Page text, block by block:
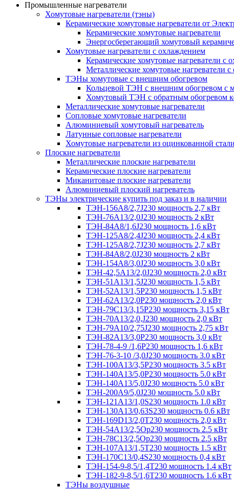
Промышленные нагреватели
Хомутовые нагреватели (тэны)
Керамические хомутовые нагреватели от
Керамические хомутовые нагреватели
Энергосберегающий хомутовый
Хомутовые нагреватели с охлаждением
Керамические хомутовые нагреватели с
Металлические хомутовые нагреватели
ТЭНы хомутовые с внешним обогревом
Кольцевой ТЭН с внешним обогревом с
Хомутовый ТЭН с обратным обогревом
Металлические хомутовые нагреватели
Сопловые хомутовые нагреватели
Алюминиевый хомутовый нагреватель
Латунные сопловые нагреватели
Хомутовые нагреватели из оцинкованной стали
Плоские нагреватели
Металлические плоские нагреватели
Керамические плоские нагреватели
Миканитовые плоские нагреватели
Алюминиевый плоский нагреватель
ТЭНы электрические купить под заказ и в наличии
ТЭН-156А8/2,7J230 мощность 2,7 кВт
ТЭН-76А13/2,0J230 мощность 2 кВт
ТЭН-84А8/1,6J230 мощность 1,6 кВт
ТЭН-125А8/2,4J230 мощность 2,4 кВт
ТЭН-125А8/2,7J230 мощность 2,7 кВт
ТЭН-84А8/2,0J230 мощность 2 кВт
ТЭН-154А8/3,0J230 мощность 3,0 кВт
ТЭН-42,5А13/2,0J230 мощность 2,0 кВт
ТЭН-51А13/1,5J230 мощность 1,5 кВт
ТЭН-52А13/1,5Р230 мощность 1,5 кВт
ТЭН-62А13/2,0Р230 мощность 2,0 кВт
ТЭН-79С13/3,15Р230 мощность 3,15 кВт
ТЭН-70А13/2,0,J230 мощность 2,0 кВт
ТЭН-79А10/2,75J230 мощность 2,75 кВт
ТЭН-82А13/3,0Р230 мощность 3,0 кВт
ТЭН-78-4-9 /1,6P230 мощность 1,6 кВт
ТЭН-76-3-10 /3,0J230 мощность 3.0 кВт
ТЭН-100А13/3,5Р230 мощность 3.5 кВт
ТЭН-140А13/5,0Р230 мощность 5.0 кВт
ТЭН-140А13/5,0J230 мощность 5.0 кВт
ТЭН-200А9/5,0J230 мощность 5.0 кВт
ТЭН-121А13/1,0S230 мощность 1.0 кВт
ТЭН-130А13/0,63S230 мощность 0.6 кВт
ТЭН-169D13/2,0T230 мощность 2,0 кВт
ТЭН-54А13/2,5Ор230 мощность 2.5 кВт
ТЭН-78С13/2,5Ор230 мощность 2.5 кВт
ТЭН-107А13/1,5Т230 мощность 1.5 кВт
ТЭН-170C13/0,4S230 мощность 0,4 кВт
ТЭН-154-9-8,5/1,4Т230 мощность 1.4 кВт
ТЭН-182-9-8,5/1,6Т230 мощность 1.6 кВт
ТЭНы воздушные